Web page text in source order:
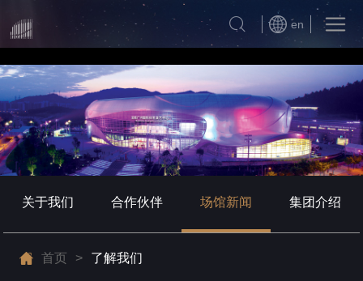
en
关于我们 合作伙伴 场馆新闻 集团介绍
首页 > 了解我们